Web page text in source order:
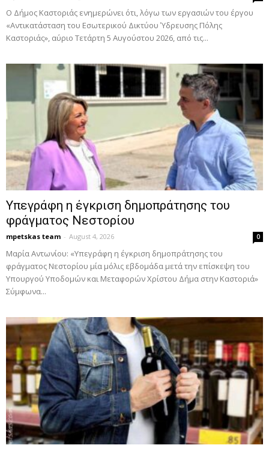
Ο Δήμος Καστοριάς ενημερώνει ότι, λόγω των εργασιών του έργου
«Αντικατάσταση του Εσωτερικού Δικτύου Ύδρευσης Πόλης
Καστοριάς», αύριο Τετάρτη 5 Αυγούστου 2026, από τις...
Υπεγράφη η έγκριση δημοπράτησης του
φράγματος Νεστορίου
mpetskas team - August 4, 2026 0
Μαρία Αντωνίου: «Υπεγράφη η έγκριση δημοπράτησης του
φράγματος Νεστορίου μία μόλις εβδομάδα μετά την επίσκεψη του
Υπουργού Υποδομών και Μεταφορών Χρίστου Δήμα στην Καστοριά»
Σύμφωνα...